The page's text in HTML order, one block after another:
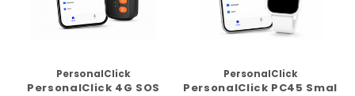
PersonalClick
PersonalClick 4G SOS
PersonalClick
PersonalClick PC45 Smal